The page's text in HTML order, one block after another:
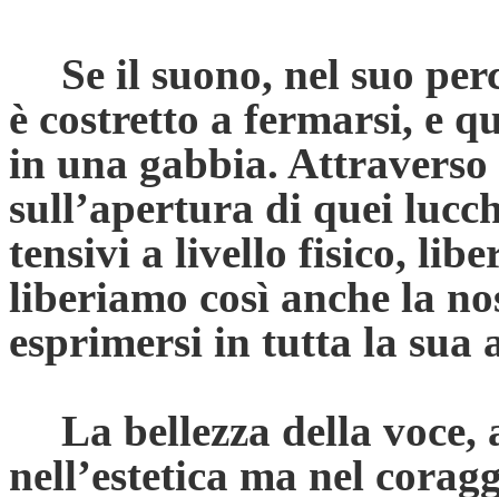
Se il suono, nel suo
è costretto a fermarsi, e
in una gabbia. Attraverso
sull’apertura di quei
tensivi a livello fisico,
liberiamo così anche la
esprimersi in tutta la sua
La bellezza della voce,
nell’estetica ma nel